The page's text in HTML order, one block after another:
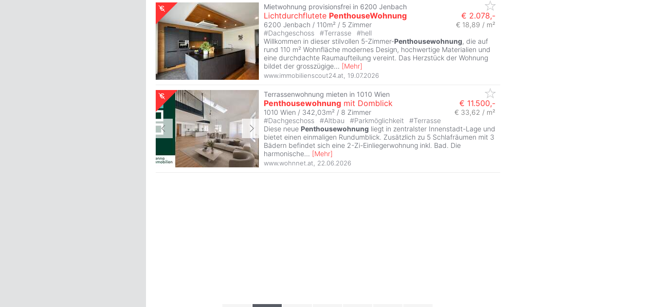
Mietwohnung provisionsfrei in 6200 Jenbach
Lichtdurchflutete PenthouseWohnung € 2.078,-
6200 Jenbach / 110m² / 5 Zimmer
€ 18,89 / m²
#Dachgeschoss #Terrasse #hell
Willkommen in dieser stilvollen 5-Zimmer-Penthousewohnung, die auf
rund 110 m² Wohnfläche modernes Design, hochwertige Materialien und
eine durchdachte Raumaufteilung vereint. Das Herzstück der Wohnung
bildet der grosszügige... [Mehr]
www.immobilienscout24.at 19.07.2026
Terrassenwohnung mieten in 1010 Wien
Penthousewohnung mit Domblick € 11.500,-
1010 Wien / 342,03m² / 8 Zimmer € 33,62 / m²
#Dachgeschoss #Altbau #Parkmöglichkeit #Terrasse
Diese neue Penthousewohnung liegt in zentralster Innenstadt-Lage und
bietet einen einmaligen Rundumblick. Zusätzlich zu 5 Schlafräumen mit 3
Bädern befindet sich eine 2-Zi-Einliegerwohnung inkl. Bad. Die
harmonische... [Mehr]
www.wohnnet.at 22.06.2026